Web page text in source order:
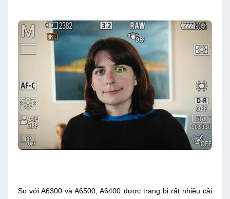
So với A6300 và A6500, A6400 được trang bị rất nhiều cải